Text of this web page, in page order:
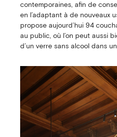
contemporaines, afin de
en l’adaptant à de nouveaux
propose aujourd’hui 94
au public, où l’on peut aussi
d’un verre sans alcool dans